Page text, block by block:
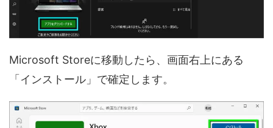
Microsoft Storeに移動したら、画面右上にある
「インストール」で確定します。